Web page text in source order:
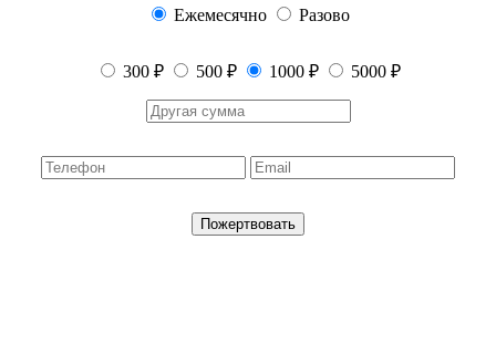
Ежемесячно Разово
300 ₽ 500 ₽ 1000 ₽ 5000 ₽
Пожертвовать